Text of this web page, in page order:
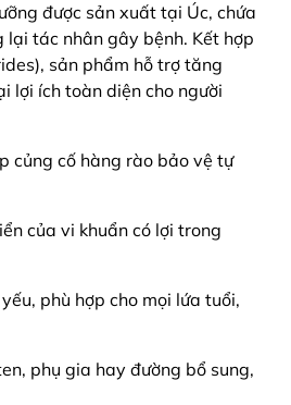
được sản xuất tại Úc, chứa
tác nhân gây bệnh. Kết hợp
sản phẩm hỗ trợ tăng
lợi ích toàn diện cho người
củng cố hàng rào bảo vệ tự
của vi khuẩn có lợi trong
phù hợp cho mọi lứa tuổi,
phụ gia hay đường bổ sung,